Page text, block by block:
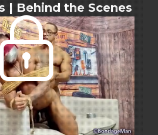
| Behind the Scenes